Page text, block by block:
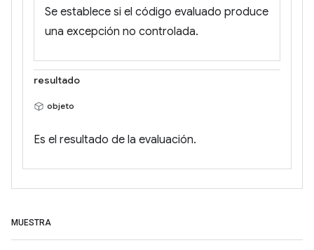
Se establece si el código evaluado produce
una excepción no controlada.
resultado
objeto
Es el resultado de la evaluación.
MUESTRA